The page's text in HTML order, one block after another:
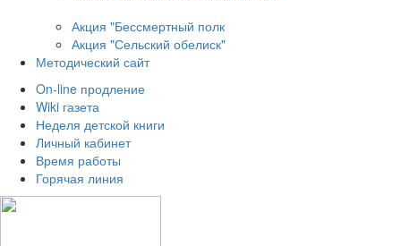
Акция "Бессмертный полк
Акция "Сельский обелиск"
Методический сайт
On-line продление
Wiki газета
Неделя детской книги
Личный кабинет
Время работы
Горячая линия